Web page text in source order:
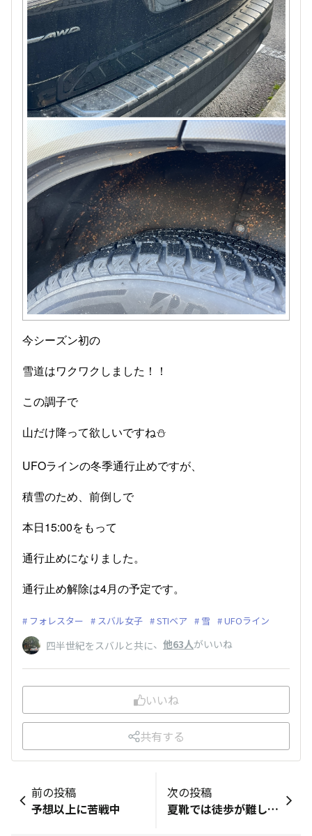
今シーズン初の
雪道はワクワクしました！！
この調子で
山だけ降って欲しいですね⛄️
UFOラインの冬季通行止めですが、
積雪のため、前倒しで
本日15:00をもって
通行止めになりました。
通行止め解除は4月の予定です。
フォレスター スバル女子 STIベア 雪 UFOライン
四半世紀をスバルと共に、 他63人がいいね
いいね
共有する
前の投稿
予想以上に苦戦中
次の投稿
夏靴では徒歩が難しくなってきた‼️